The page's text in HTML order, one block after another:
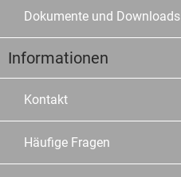
Dokumente und Downloads
Informationen
Kontakt
Häufige Fragen